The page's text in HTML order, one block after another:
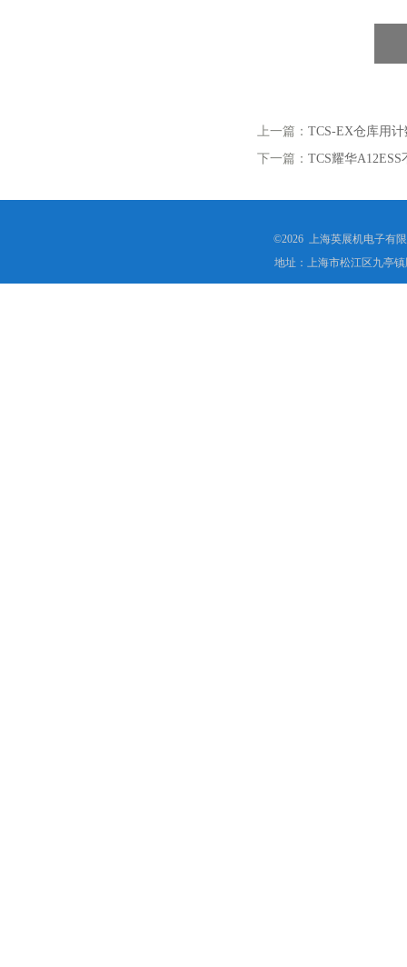
上一篇： TCS-EX仓库用
下一篇： TCS耀华
©2026 上海英展机电子有
地址：上海市松江区九亭镇